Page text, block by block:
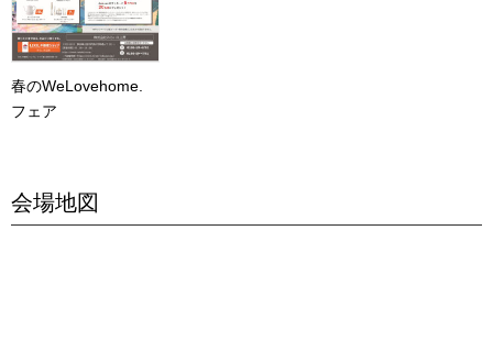
春のWeLovehome.
フェア
会場地図